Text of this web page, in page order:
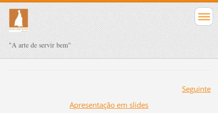
"A arte de servir bem"
Seguinte
Apresentação em slides